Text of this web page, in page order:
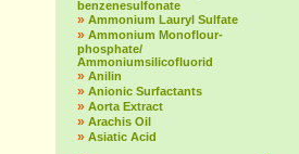
benzenesulfonate
» Ammonium Lauryl Sulfate
» Ammonium Monoflour-
phosphate/
Ammoniumsilicofluorid
» Anilin
» Anionic Surfactants
» Aorta Extract
» Arachis Oil
» Asiatic Acid